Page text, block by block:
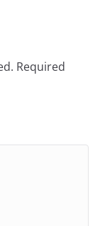
Required